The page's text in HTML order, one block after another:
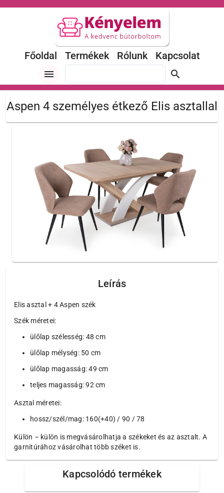
Főoldal Termékek Rólunk
Kapcsolat
menu
search
Aspen 4 személyes étkező Elis asztallal
Leírás
Elis asztal + 4 Aspen szék
Szék méretei:
ülőlap szélesség: 48 cm
ülőlap mélység: 50 cm
ülőlap magasság: 49 cm
teljes magasság: 92 cm
Asztal méretei:
hossz/szél/mag: 160(+40) / 90 / 78
Külön – külön is megvásárolhatja a székeket és az asztalt. A
garnitúrához vásárolhat több széket is.
Kapcsolódó termékek